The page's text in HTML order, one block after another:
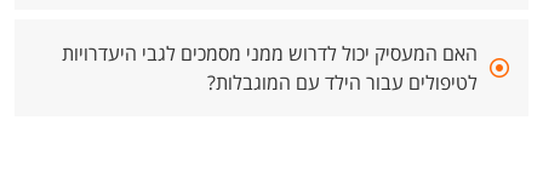
האם המעסיק יכול לדרוש ממני מסמכים לגבי היעדרויות
לטיפולים עבור הילד עם המוגבלות?